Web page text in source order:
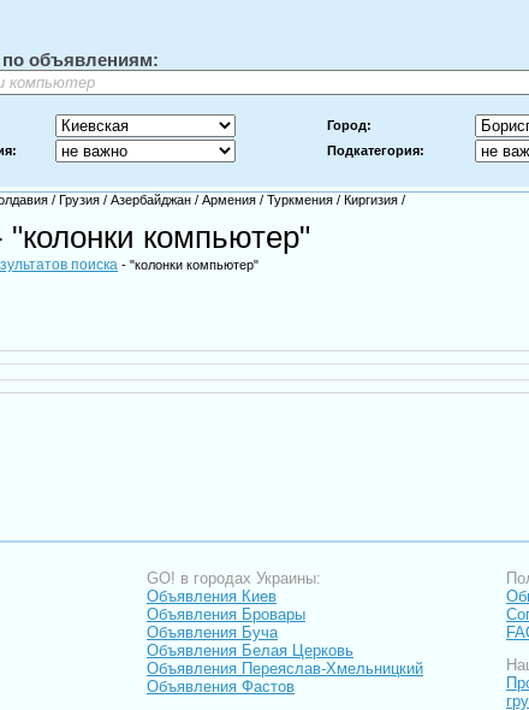
по объявлениям:
Город:
Подкатегория:
/ Грузия / Азербайджан / Армения / Туркмения / Киргизия /
"колонки компьютер"
поиска - "колонки компьютер"
GO! в городах Украины:
Объявления Киев
Объявления Бровары
Объявления Буча
Объявления Белая Церковь
Объявления Переяслав-Хмельницкий
Объявления Фастов